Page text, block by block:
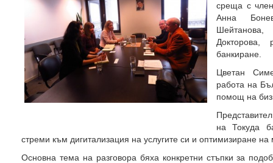
среща с
Анна
Докторова,
банкиране.
Цветан
работа на
помощ на
на Токуда
стреми към дигитализация на услугите си и оптимизиране
Основна тема на разговора бяха конкретни стъпки за